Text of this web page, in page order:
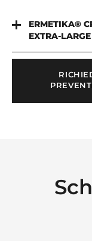
ERMETIKA®
EXTRA-LARGE